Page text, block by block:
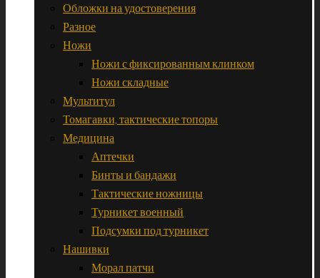
Обложки на удостоверения
Разное
Ножи
Ножи с фиксированным клинком
Ножи складные
Мультитул
Томагавки, тактические топоры
Медицина
Аптечки
Бинты и бандажи
Тактические ножницы
Турникет военный
Подсумки под турникет
Нашивки
Морал патчи